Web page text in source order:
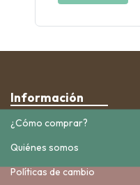
Información
¿Cómo comprar?
Quiénes somos
Políticas de cambio